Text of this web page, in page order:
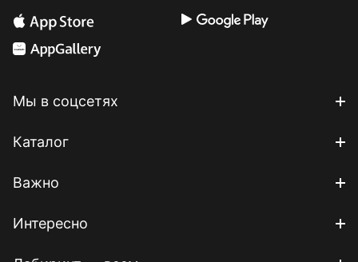
Мы в соцсетях
Каталог
Важно
Интересно